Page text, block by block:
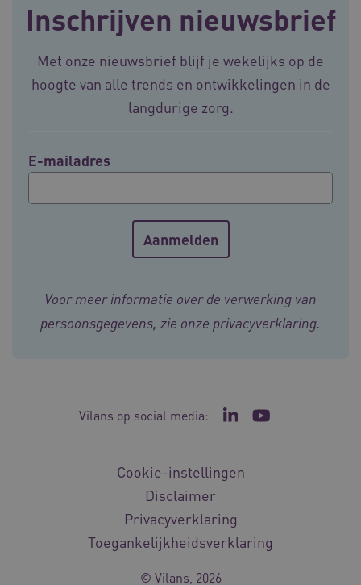
Inschrijven nieuwsbrief
Met onze nieuwsbrief blijf je wekelijks op de
hoogte van alle trends en ontwikkelingen in de
langdurige zorg.
E-mailadres
Voor meer informatie over de verwerking van
persoonsgegevens, zie onze privacyverklaring.
Vilans op social media: Ga naar de LinkedIn
Ga naar het
Cookie-instellingen
Disclaimer
Privacyverklaring
Toegankelijkheidsverklaring
© Vilans, 2026
Corporation
Corporation
.vilans.nl